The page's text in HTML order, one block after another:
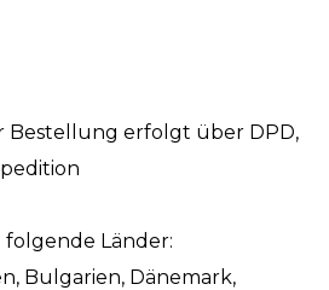
Bestellung erfolgt über DPD,
folgende Länder:
Bulgarien, Dänemark,